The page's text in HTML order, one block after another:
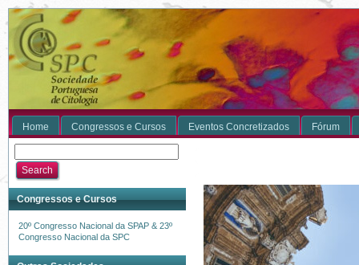
Home Congressos e Cursos Eventos Concretizados Fórum
Congressos e Cursos
20º Congresso Nacional da SPAP & 23º
Congresso Nacional da SPC